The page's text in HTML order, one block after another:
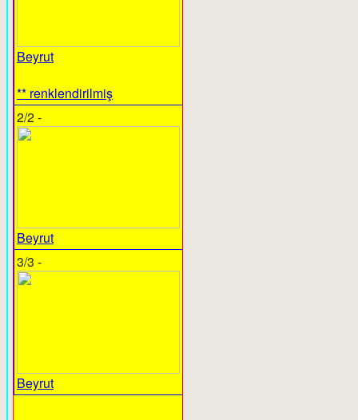
Beyrut
** renklendirilmiş
2/2 -
Beyrut
3/3 -
Beyrut